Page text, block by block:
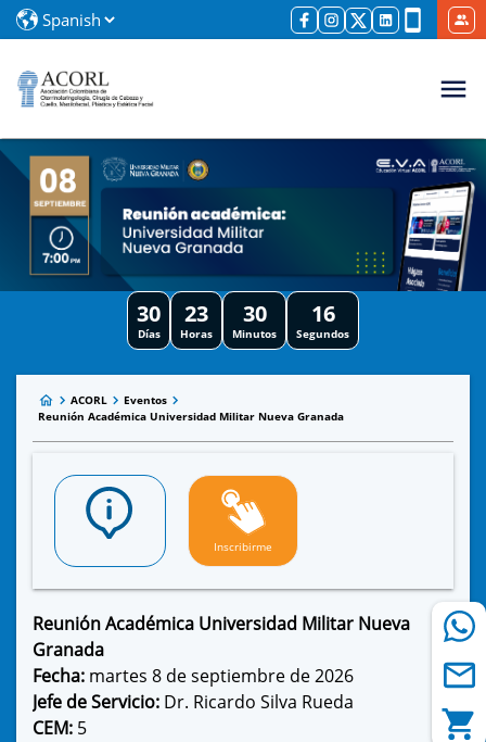
30
Días
23
Horas
30
Minutos
16
Segundos
ACORL
Eventos
Reunión Académica Universidad Militar Nueva Granada
Inscribirme
Reunión Académica Universidad Militar Nueva
Granada
Fecha: martes 8 de septiembre de 2026
Jefe de Servicio: Dr. Ricardo Silva Rueda
CEM: 5